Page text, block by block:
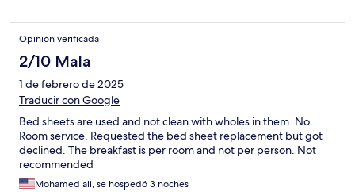
Opinión verificada
2/10 Mala
1 de febrero de 2025
Traducir con Google
Bed sheets are used and not clean with wholes in them. No
Room service. Requested the bed sheet replacement but got
declined. The breakfast is per room and not per person. Not
recommended
Mohamed ali, se hospedó 3 noches